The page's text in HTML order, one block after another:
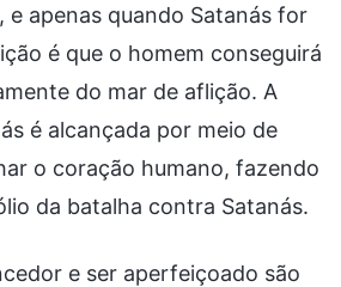
e apenas quando Satanás for
é que o homem conseguirá
do mar de aflição. A
é alcançada por meio de
o coração humano, fazendo
da batalha contra Satanás.
e ser aperfeiçoado são